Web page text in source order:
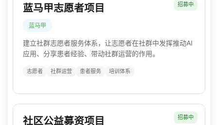
招募中
蓝马甲志愿者项目
蓝马甲
建立社群志愿者服务体系，让志愿者在社群中发挥推动AI
应用、分享患者经验、带动社群运营的作用。
志愿者 社群运营 患者服务 培训体系
招募中
社区公益募资项目